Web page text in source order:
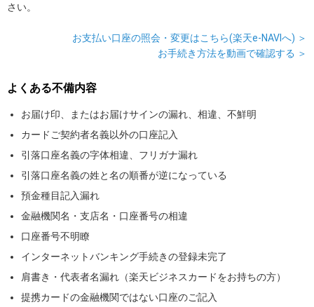
さい。
お支払い口座の照会・変更はこちら(楽天e-NAVIへ) ＞
お手続き方法を動画で確認する ＞
よくある不備内容
お届け印、またはお届けサインの漏れ、相違、不鮮明
カードご契約者名義以外の口座記入
引落口座名義の字体相違、フリガナ漏れ
引落口座名義の姓と名の順番が逆になっている
預金種目記入漏れ
金融機関名・支店名・口座番号の相違
口座番号不明瞭
インターネットバンキング手続きの登録未完了
肩書き・代表者名漏れ（楽天ビジネスカードをお持ちの方）
提携カードの金融機関ではない口座のご記入